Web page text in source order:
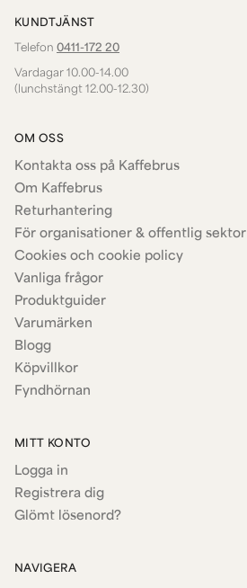
KUNDTJÄNST
Telefon 0411-172 20
Vardagar 10.00-14.00
(lunchstängt 12.00-12.30)
OM OSS
Kontakta oss på Kaffebrus
Om Kaffebrus
Returhantering
För organisationer & offentlig sektor
Cookies och cookie policy
Vanliga frågor
Produktguider
Varumärken
Blogg
Köpvillkor
Fyndhörnan
MITT KONTO
Logga in
Registrera dig
Glömt lösenord?
NAVIGERA